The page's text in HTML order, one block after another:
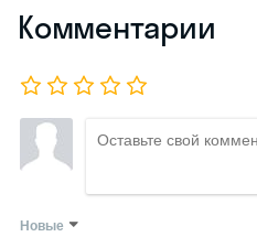
Комментарии
Новые